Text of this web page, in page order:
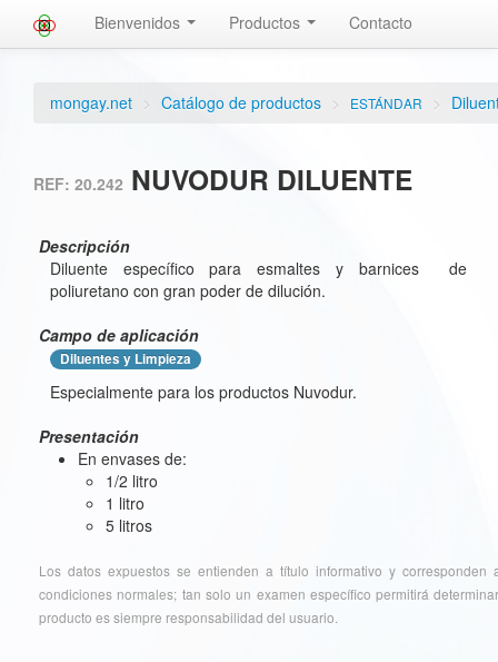
Bienvenidos Productos Contacto
mongay.net > Catálogo de productos > ESTÁNDAR >
REF: 20.242 NUVODUR DILUENTE
Descripción
Diluente específico para esmaltes y barnices de
poliuretano con gran poder de dilución.
Campo de aplicación
Diluentes y Limpieza
Especialmente para los productos Nuvodur.
Presentación
En envases de:
1/2 litro
1 litro
5 litros
Los datos expuestos se entienden a título informativo y
condiciones normales; tan solo un examen específico permitirá
producto es siempre responsabilidad del usuario.